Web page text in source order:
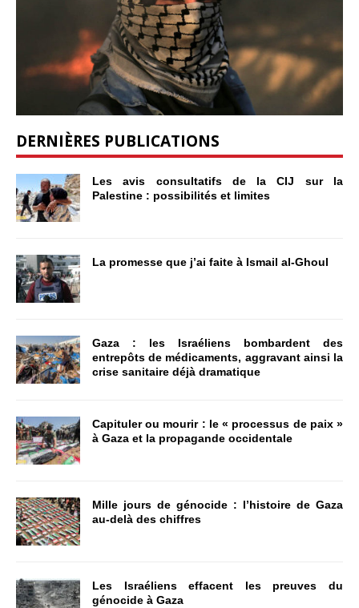
DERNIÈRES PUBLICATIONS
Les avis consultatifs de la CIJ sur la
Palestine : possibilités et limites
La promesse que j’ai faite à Ismail al-Ghoul
Gaza : les Israéliens bombardent des
entrepôts de médicaments, aggravant ainsi la
crise sanitaire déjà dramatique
Capituler ou mourir : le « processus de paix »
à Gaza et la propagande occidentale
Mille jours de génocide : l’histoire de Gaza
au-delà des chiffres
Les Israéliens effacent les preuves du
génocide à Gaza